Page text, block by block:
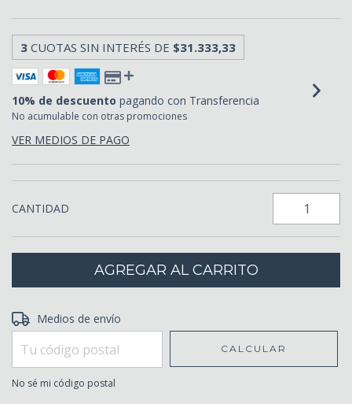
3 CUOTAS SIN INTERÉS DE $31.333,33
10% de descuento pagando con Transferencia
No acumulable con otras promociones
VER MEDIOS DE PAGO
CANTIDAD
Entregas para el CP:
Medios de envío
CALCULAR
No sé mi código postal